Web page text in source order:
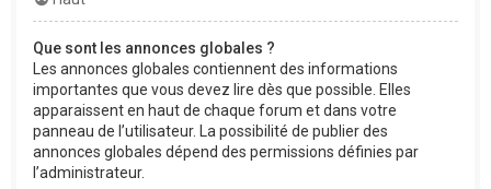
Que sont les annonces globales ?
Les annonces globales contiennent des informations
importantes que vous devez lire dès que possible. Elles
apparaissent en haut de chaque forum et dans votre
panneau de l’utilisateur. La possibilité de publier des
annonces globales dépend des permissions définies par
l’administrateur.